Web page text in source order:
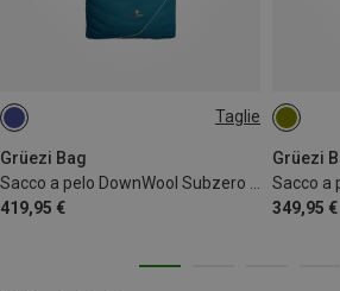
Taglie
Grüezi Bag
419,95 €
MAX. 190CM | LEFT
MAX. 190CM | RIGHT
Grüezi
349,95 €
MAX.
MAX.